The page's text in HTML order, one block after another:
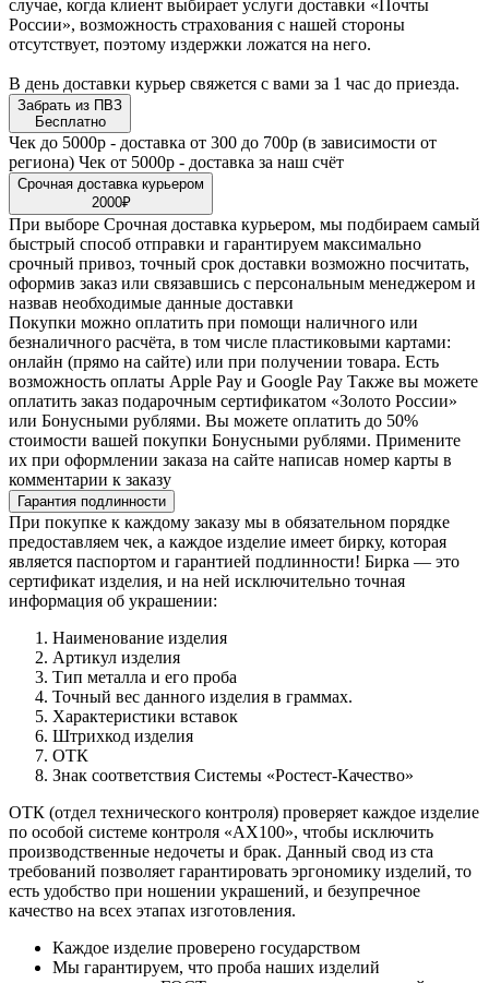
случае, когда клиент выбирает услуги доставки «Почты
России», возможность страхования с нашей стороны
отсутствует, поэтому издержки ложатся на него.
В день доставки курьер свяжется с вами за 1 час до приезда.
Забрать из ПВЗ
Бесплатно
Чек до 5000р - доставка от 300 до 700р (в зависимости от
региона) Чек от 5000р - доставка за наш счёт
Срочная доставка курьером
2000₽
При выборе Срочная доставка курьером, мы подбираем самый
быстрый способ отправки и гарантируем максимально
срочный привоз, точный срок доставки возможно посчитать,
оформив заказ или связавшись с персональным менеджером и
назвав необходимые данные доставки
Покупки можно оплатить при помощи наличного или
безналичного расчёта, в том числе пластиковыми картами:
онлайн (прямо на сайте) или при получении товара. Есть
возможность оплаты Apple Pay и Google Pay Также вы можете
оплатить заказ подарочным сертификатом «Золото России»
или Бонусными рублями. Вы можете оплатить до 50%
стоимости вашей покупки Бонусными рублями. Примените
их при оформлении заказа на сайте написав номер карты в
комментарии к заказу
Гарантия подлинности
При покупке к каждому заказу мы в обязательном порядке
предоставляем чек, а каждое изделие имеет бирку, которая
является паспортом и гарантией подлинности! Бирка — это
сертификат изделия, и на ней исключительно точная
информация об украшении:
Наименование изделия
Артикул изделия
Тип металла и его проба
Точный вес данного изделия в граммах.
Характеристики вставок
Штрихкод изделия
ОТК
Знак соответствия Системы «Ростест-Качество»
ОТК (отдел технического контроля) проверяет каждое изделие
по особой системе контроля «АХ100», чтобы исключить
производственные недочеты и брак. Данный свод из ста
требований позволяет гарантировать эргономику изделий, то
есть удобство при ношении украшений, и безупречное
качество на всех этапах изготовления.
Каждое изделие проверено государством
Мы гарантируем, что проба наших изделий